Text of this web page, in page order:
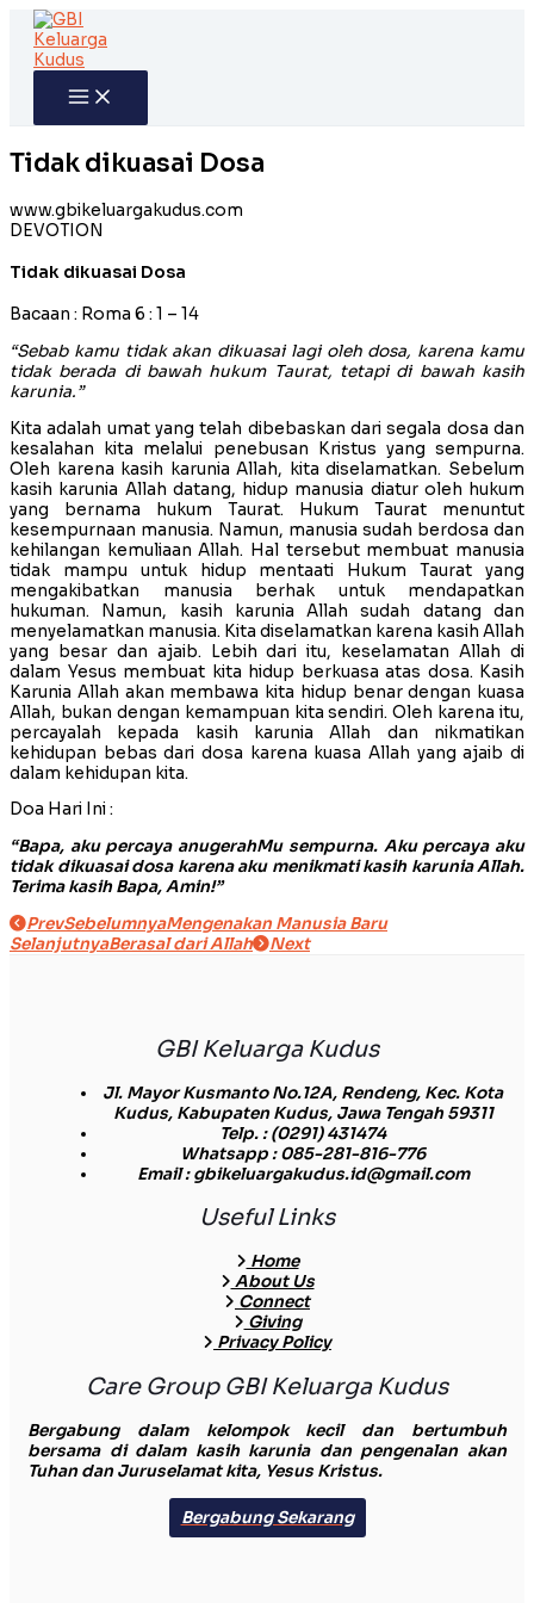
Skip
content
Tidak dikuasai Dosa
www.gbikeluargakudus.com
DEVOTION
Tidak dikuasai Dosa
Bacaan : Roma 6 : 1 – 14
“Sebab kamu tidak akan dikuasai lagi oleh dosa, karena kamu
tidak berada di bawah hukum Taurat, tetapi di bawah kasih
karunia.”
Kita adalah umat yang telah dibebaskan dari segala dosa dan
kesalahan kita melalui penebusan Kristus yang sempurna.
Oleh karena kasih karunia Allah, kita diselamatkan. Sebelum
kasih karunia Allah datang, hidup manusia diatur oleh hukum
yang bernama hukum Taurat. Hukum Taurat menuntut
kesempurnaan manusia. Namun, manusia sudah berdosa dan
kehilangan kemuliaan Allah. Hal tersebut membuat manusia
tidak mampu untuk hidup mentaati Hukum Taurat yang
mengakibatkan manusia berhak untuk mendapatkan
hukuman. Namun, kasih karunia Allah sudah datang dan
menyelamatkan manusia. Kita diselamatkan karena kasih Allah
yang besar dan ajaib. Lebih dari itu, keselamatan Allah di
dalam Yesus membuat kita hidup berkuasa atas dosa. Kasih
Karunia Allah akan membawa kita hidup benar dengan kuasa
Allah, bukan dengan kemampuan kita sendiri. Oleh karena itu,
percayalah kepada kasih karunia Allah dan nikmatikan
kehidupan bebas dari dosa karena kuasa Allah yang ajaib di
dalam kehidupan kita.
Doa Hari Ini :
“Bapa, aku percaya anugerahMu sempurna. Aku percaya aku
tidak dikuasai dosa karena aku menikmati kasih karunia Allah.
Terima kasih Bapa, Amin!”
PrevSebelumnyaMengenakan Manusia Baru
SelanjutnyaBerasal dari Allah Next
GBI Keluarga Kudus
Jl. Mayor Kusmanto No.12A, Rendeng, Kec. Kota
Kudus, Kabupaten Kudus, Jawa Tengah 59311
Telp.: (0291) 431474
Whatsapp: 085-281-816-776
Email: gbikeluargakudus.id@gmail.com
Useful Links
Home
About Us
Connect
Giving
Privacy Policy
Care Group GBI Keluarga Kudus
Bergabung dalam kelompok kecil dan bertumbuh
bersama di dalam kasih karunia dan pengenalan akan
Tuhan dan Juruselamat kita, Yesus Kristus.
Bergabung Sekarang